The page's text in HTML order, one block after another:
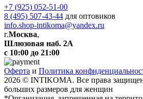
+7 (925) 052-51-00
8 (495) 507-43-44 для оптовиков
info.shop-intikoma@yandex.ru
г.Москва,
Шлюзовая наб. 2А
с 10:00 до 21:00
Оферта и Политика
2026 © INTIKOMA. Все права
больших размеров для женщин